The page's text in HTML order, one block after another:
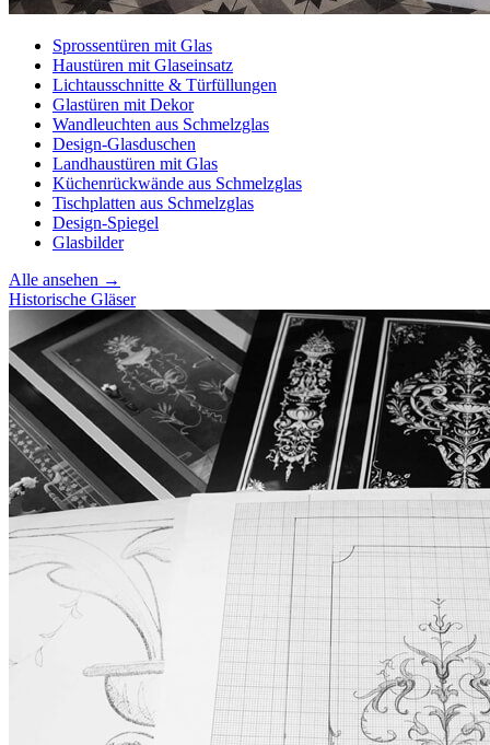
Sprossentüren mit Glas
Haustüren mit Glaseinsatz
Lichtausschnitte & Türfüllungen
Glastüren mit Dekor
Wandleuchten aus Schmelzglas
Design-Glasduschen
Landhaustüren mit Glas
Küchenrückwände aus Schmelzglas
Tischplatten aus Schmelzglas
Design-Spiegel
Glasbilder
Alle ansehen →
Historische Gläser